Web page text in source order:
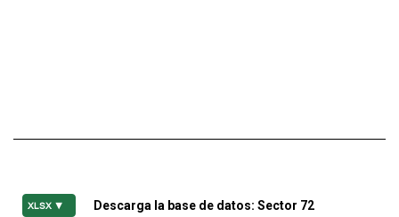
XLSX ▼ Descarga la base de datos: Sector 72